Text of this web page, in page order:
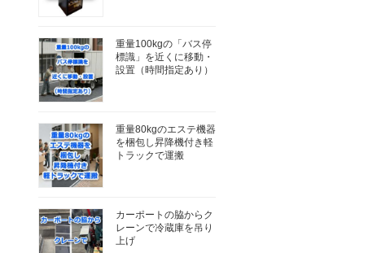
重量100kgの「バス停
標識」を近くに移動・
設置（時間指定あり）
重量80kgのエステ機器
を梱包し昇降機付き軽
トラックで運搬
カーポートの脇からク
レーンで冷蔵庫を吊り
上げ